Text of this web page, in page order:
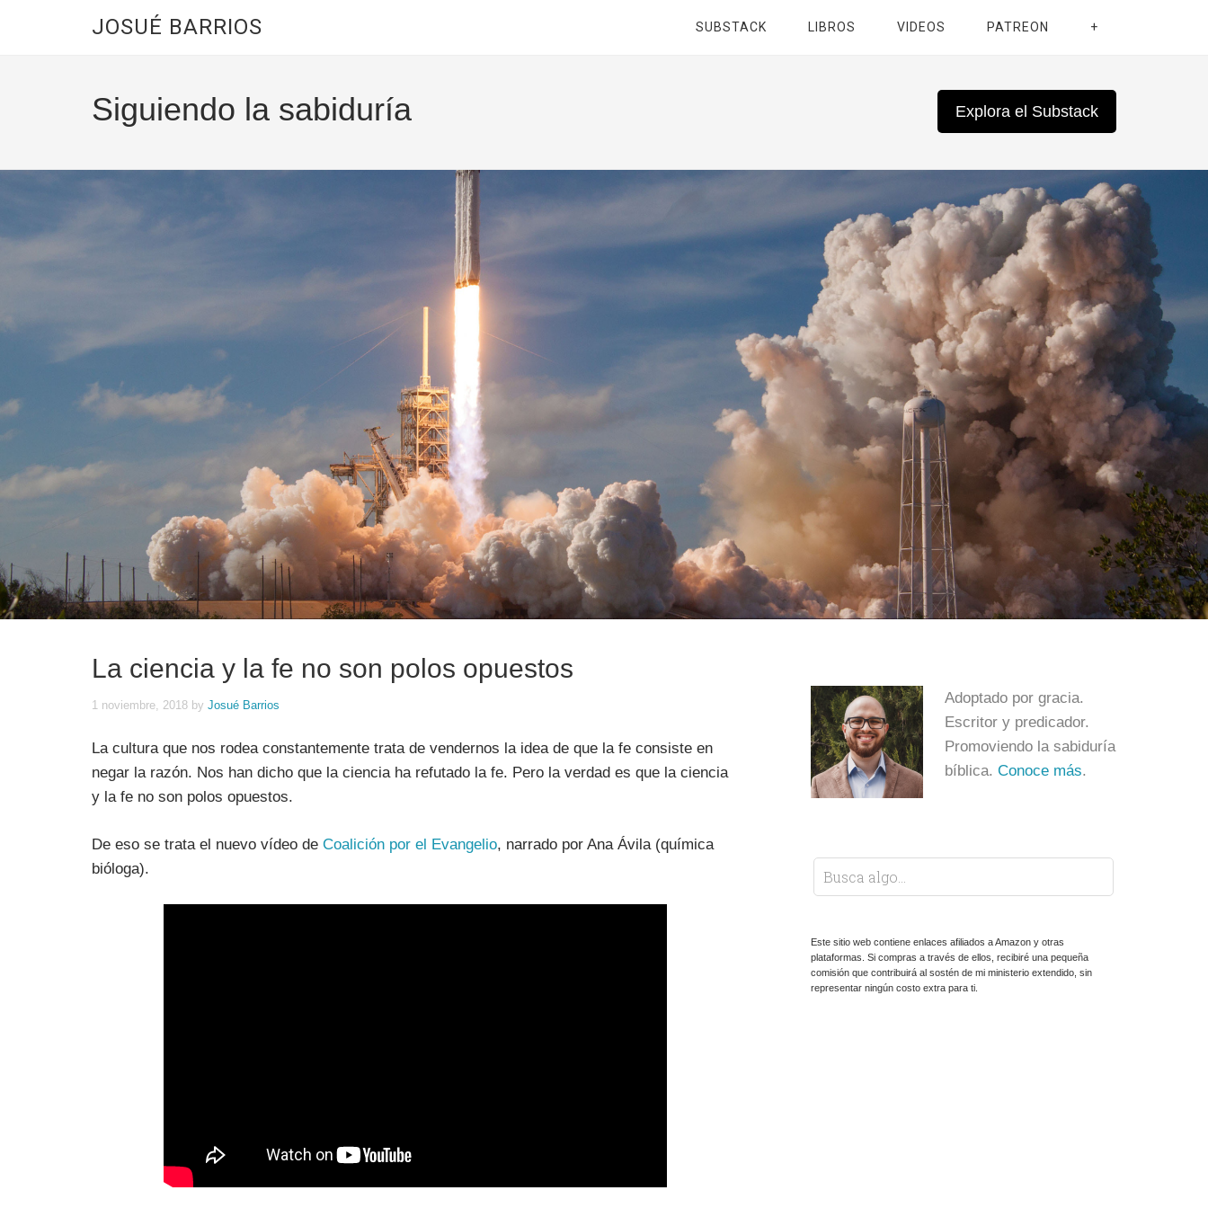
JOSUÉ BARRIOS SUBSTACK LIBROS VIDEOS PATREON +
Siguiendo la sabiduría Explora el Substack
La ciencia y la fe no son polos opuestos
1 noviembre, 2018 by Josué Barrios
La cultura que nos rodea constantemente trata de vendernos la idea de que la fe consiste en
negar la razón. Nos han dicho que la ciencia ha refutado la fe. Pero la verdad es que la ciencia
y la fe no son polos opuestos.
De eso se trata el nuevo vídeo de Coalición por el Evangelio, narrado por Ana Ávila (química
bióloga).
Adoptado por gracia.
Escritor y predicador.
Promoviendo la sabiduría
bíblica. Conoce más.
Este sitio web contiene enlaces afiliados a Amazon y otras
plataformas. Si compras a través de ellos, recibiré una pequeña
comisión que contribuirá al sostén de mi ministerio extendido, sin
representar ningún costo extra para ti.